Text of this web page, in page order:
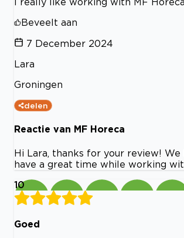
Beveelt aan
7 December 2024
Lara
Groningen
delen
Reactie van MF Horeca
Hi Lara, thanks for your review! We
have a great time while working
10
Goed